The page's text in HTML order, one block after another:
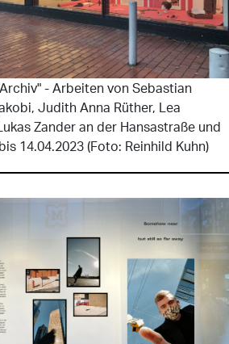
- Arbeiten von Sebastian
Judith Anna Rüther, Lea
Zander an der Hansastraße und
14.04.2023 (Foto: Reinhild Kuhn)